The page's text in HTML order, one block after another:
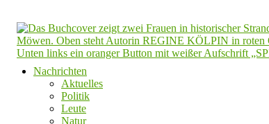
Nachrichten
Aktuelles
Politik
Leute
Natur